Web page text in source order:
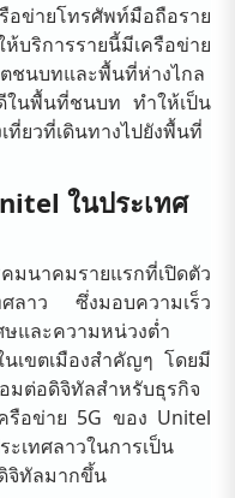
ข่ายโทรศัพท์มือถือราย
การรายนี้มีเครือข่าย
ชนบทและพื้นที่ห่างไกล
นพื้นที่ชนบท ทำให้เป็น
ยวที่เดินทางไปยังพื้นที่
ในประเทศ
นาคมรายแรกที่เปิดตัว
ลาว ซึ่งมอบความเร็ว
ษและความหน่วงต่ำ
เขตเมืองสำคัญๆ โดยมี
มต่อดิจิทัลสำหรับธุรกิจ
รือข่าย 5G ของ Unitel
เทศลาวในการเป็น
จิทัลมากขึ้น